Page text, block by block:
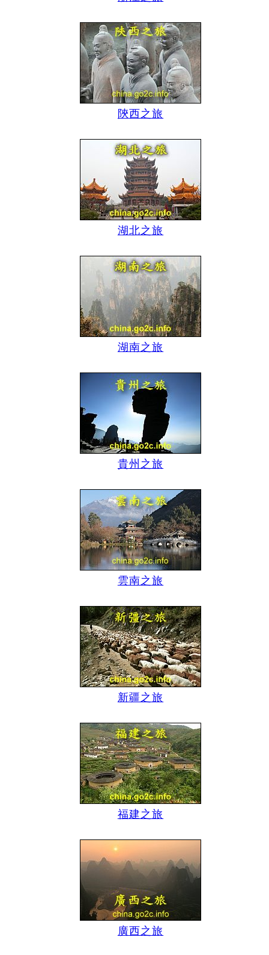
陝西之旅
湖北之旅
湖南之旅
貴州之旅
雲南之旅
新疆之旅
福建之旅
廣西之旅